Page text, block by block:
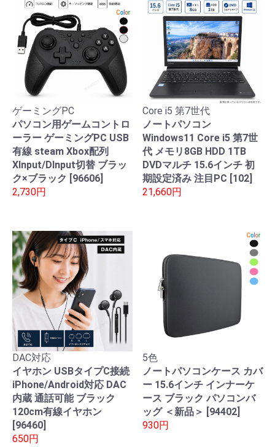
ゲーミングPC
パソコン用ゲームコントロ
ーラー ゲーミングPC USB
有線 steam Xbox配列
XInput/DInput切替 ブラッ
ク×ブラック [96606]
2,730円
Core i5 第7世代
ノートパソコン
Windows11 Core i5 第7世
代 メモリ8GB HDD 1TB
DVDマルチ 15.6インチ 初
期設定済み 注目PC [102]
21,660円
DAC対応
イヤホン USBタイプC接続
iPhone/Android対応 DAC
内蔵 通話可能 ブラック
120cm有線イヤホン
[96460]
650円
5色
ノートパソコンケース カバ
ー 15.6インチ インナーケ
ース ブラック パソコンバ
ッグ ＜新品＞ [94402]
930円